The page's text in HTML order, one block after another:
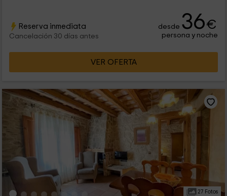
Reserva inmediata
Cancelación 30 días antes
desde 36€
persona y noche
VER OFERTA
27 Fotos